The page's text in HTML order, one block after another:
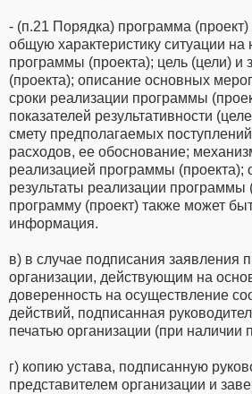
- (п.21 Порядка) программа
общую характеристику ситуации на
программы (проекта); цель (цели) и
(проекта); описание основных
сроки реализации программы
показателей результативности
смету предполагаемых
расходов, ее обоснование;
реализацией программы
результаты реализации программы
программу (проект) также может
информация.
в) в случае подписания заявления
организации, действующим на
доверенность на осуществление
действий, подписанная
печатью организации (при наличии
г) копию устава, подписанную
представителем организации и